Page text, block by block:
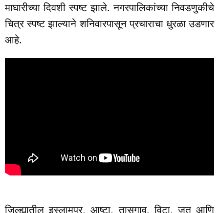
माघारीच्या दिवशी स्पष्ट झाले. नगरपालिकांच्या निवडणुकीचे
चित्र स्पष्ट झाल्याने शनिवारपासून प्रचाराचा धुरळा उडणार
आहे.
जिल्ह्यातील इस्लामपूर, आष्टा, तासगाव, विटा, जत आणि